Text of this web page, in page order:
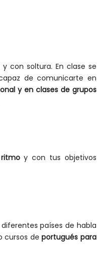
con soltura. En clase se
de comunicarte en
y en clases de grupos
y con tus objetivos
países de habla
cursos deportugués para